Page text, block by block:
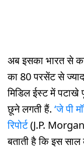
अब इसका भारत से
का 80 परसेंट से
मिडिल ईस्ट में
छूने लगती हैं. ‘जे पी
रिपोर्ट(J.P.
बताती है कि इस